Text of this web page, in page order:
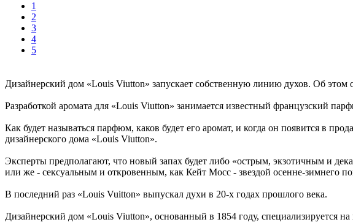
1
2
3
4
5
Дизайнерский дом «Louis Viutton» запускает собственную линию духов. Об этом
Разработкой аромата для «Louis Viutton» занимается известный французский
Как будет называться парфюм, каков будет его аромат, и когда он появится в
дизайнерского дома «Louis Viutton».
Эксперты предполагают, что новый запах будет либо «острым, экзотичным и
или же - сексуальным и откровенным, как Кейт Мосс - звездой осенне-зимнего
В последний раз «Louis Vuitton» выпускал духи в 20-х годах прошлого века.
Дизайнерский дом «Louis Viutton», основанный в 1854 году, специализируется